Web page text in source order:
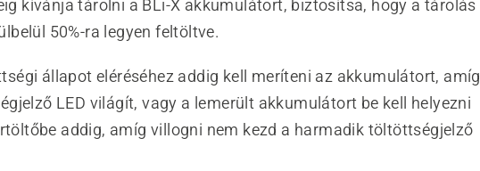
kívánja tárolni a BLi-X akkumulátort, biztosítsa, hogy a tárolás
50%-ra legyen feltöltve.
állapot eléréséhez addig kell meríteni az akkumulátort, amíg
LED világít, vagy a lemerült akkumulátort be kell helyezni
addig, amíg villogni nem kezd a harmadik töltöttségjelző